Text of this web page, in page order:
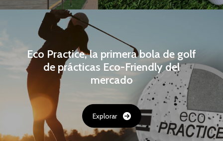
Eco Practice, la primera bola de golf
de prácticas Eco-Friendly del
mercado
Explorar